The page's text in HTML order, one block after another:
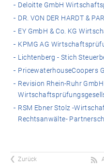
Deloitte GmbH
DR. VON DER HARDT &
EY GmbH & Co. KG
KPMG AG
Lichtenberg - Stich
PricewaterhouseCoopers
Revision Rhein-Ruhr GmbH
RSM Ebner Stolz -
Rechtsanwälte-
Zurück